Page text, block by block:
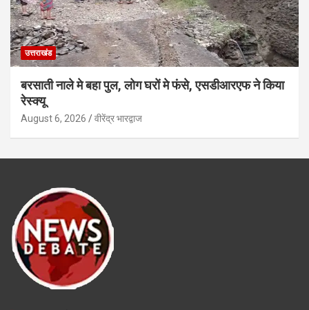
उत्तराखंड
बरसाती नाले मे बहा पुल, लोग घरों मे फंसे, एसडीआरएफ ने किया
रेस्क्यू
August 6, 2026 वीरेंद्र भारद्वाज